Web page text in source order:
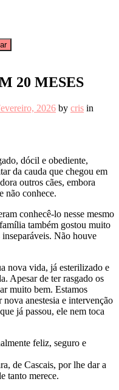
20 MESES
2026 by cris in
dócil e obediente,
da cauda que chegou em
outros cães, embora
não conhece.
conhecê-lo nesse mesmo
também gostou muito
Não houve
nova vida, já esterilizado e
Apesar de ter rasgado os
muito bem. Estamos
anestesia e intervenção
já passou, ele nem toca
feliz, seguro e
de Cascais, por lhe dar a
tanto merece.